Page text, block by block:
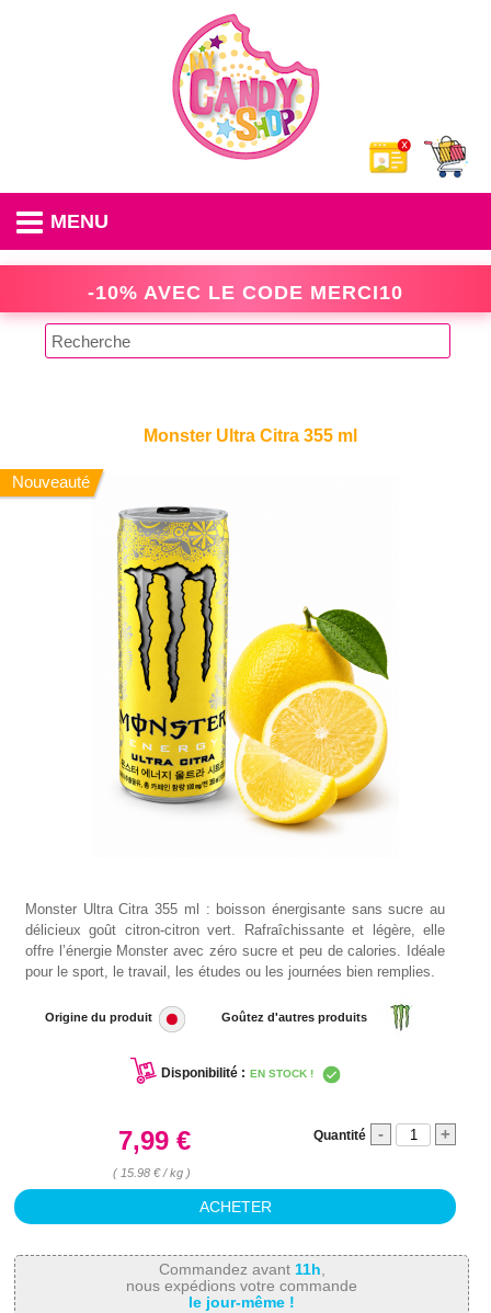
MENU
-10% AVEC LE CODE MERCI10
Monster Ultra Citra 355 ml
Nouveauté
Monster Ultra Citra 355 ml : boisson énergisante sans sucre au
délicieux goût citron-citron vert. Rafraîchissante et légère, elle
offre l’énergie Monster avec zéro sucre et peu de calories. Idéale
pour le sport, le travail, les études ou les journées bien remplies.
Origine du produit Goûtez d'autres produits
Disponibilité : EN STOCK !
7,99 €
( 15.98 € / kg )
Quantité - +
Commandez avant 11h
nous expédions votre commande
le jour-même !